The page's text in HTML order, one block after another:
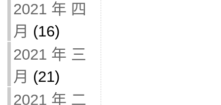
2021 年 四
月 (16)
2021 年 三
月 (21)
2021 年 二